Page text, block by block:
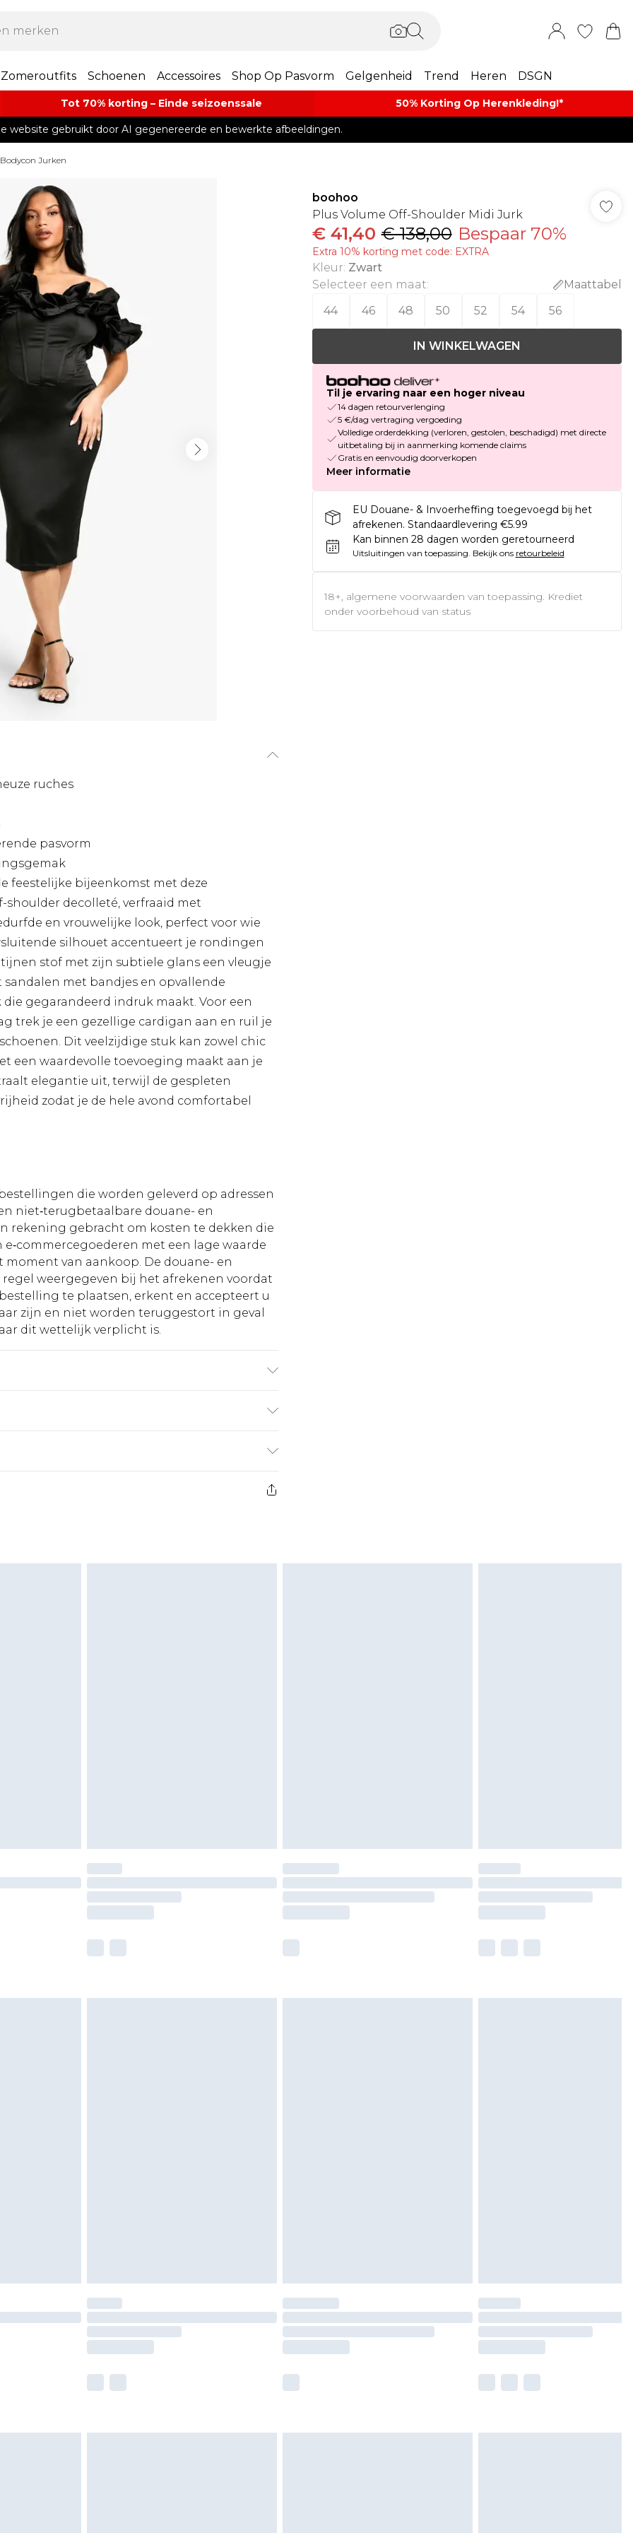
Zomeroutfits Schoenen Accessoires Shop Op Pasvorm Gelgenheid Trend Heren DSGN
Tot 70% korting – Einde seizoenssale 50% Korting Op Herenkleding​!*​
website gebruikt door AI gegenereerde en bewerkte afbeeldingen.
Jurken
ruches
pasvorm
feestelijke bijeenkomst met deze
decolleté, verfraaid met
en vrouwelijke look, perfect voor wie
silhouet accentueert je rondingen
stof met zijn subtiele glans een vleugje
met bandjes en opvallende
gegarandeerd indruk maakt. Voor een
trek je een gezellige cardigan aan en ruil je
Dit veelzijdige stuk kan zowel chic
een waardevolle toevoeging maakt aan je
elegantie uit, terwijl de gespleten
zodat je de hele avond comfortabel
die worden geleverd op adressen
niet‑terugbetaalbare douane- en
rekening gebracht om kosten te dekken die
met een lage waarde
van aankoop. De douane- en
weergegeven bij het afrekenen voordat
te plaatsen, erkent en accepteert u
zijn en niet worden teruggestort in geval
dit wettelijk verplicht is.
€5.99
€14.99
boohoo
Plus Volume Off-Shoulder Midi Jurk
€ 41,40 € 138,00 Bespaar 70%
Extra 10% korting met code: EXTRA
Kleur: Zwart
Selecteer een maat:
Maattabel
44
46 48 50 52 54 56
IN WINKELWAGEN
Til je ervaring naar een hoger niveau
14 dagen retourverlenging
5 €/dag vertraging vergoeding
Volledige orderdekking (verloren, gestolen, beschadigd) met directe
uitbetaling bij in aanmerking komende claims
Gratis en eenvoudig doorverkopen
Meer informatie
EU Douane- & Invoerheffing toegevoegd bij het
afrekenen. Standaardlevering €5.99
Kan binnen 28 dagen worden geretourneerd
Uitsluitingen van toepassing. Bekijk ons retourbeleid
18+, algemene voorwaarden van toepassing. Krediet
onder voorbehoud van status